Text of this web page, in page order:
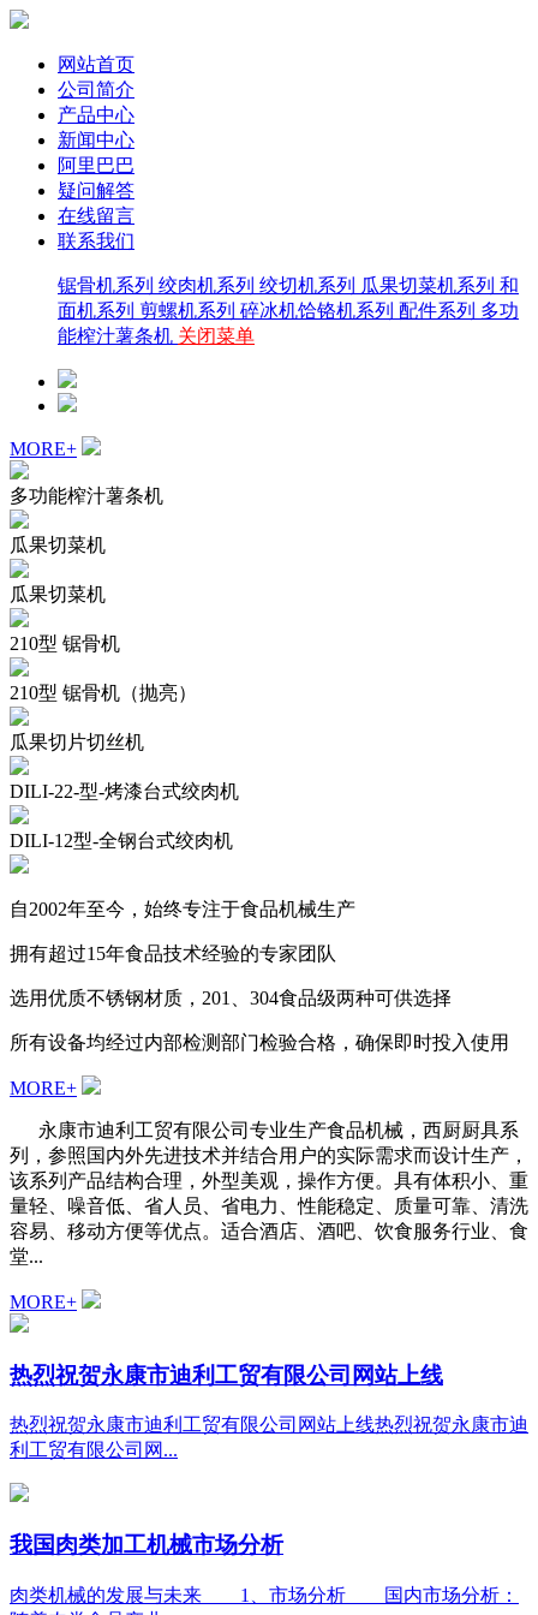
网站首页
公司简介
产品中心
新闻中心
阿里巴巴
疑问解答
在线留言
联系我们
锯骨机系列 绞肉机系列 绞切机系列 瓜果切菜机系列 和
面机系列 剪螺机系列 碎冰机饸铬机系列 配件系列 多功
能榨汁薯条机 关闭菜单
MORE+
多功能榨汁薯条机
瓜果切菜机
瓜果切菜机
210型 锯骨机
210型 锯骨机（抛亮）
瓜果切片切丝机
DILI-22-型-烤漆台式绞肉机
DILI-12型-全钢台式绞肉机
自2002年至今，始终专注于食品机械生产
拥有超过15年食品技术经验的专家团队
选用优质不锈钢材质，201、304食品级两种可供选择
所有设备均经过内部检测部门检验合格，确保即时投入使用
MORE+
永康市迪利工贸有限公司专业生产食品机械，西厨厨具系
列，参照国内外先进技术并结合用户的实际需求而设计生产，
该系列产品结构合理，外型美观，操作方便。具有体积小、重
量轻、噪音低、省人员、省电力、性能稳定、质量可靠、清洗
容易、移动方便等优点。适合酒店、酒吧、饮食服务行业、食
堂...
MORE+
热烈祝贺永康市迪利工贸有限公司网站上线
热烈祝贺永康市迪利工贸有限公司网站上线热烈祝贺永康市迪
利工贸有限公司网...
我国肉类加工机械市场分析
肉类机械的发展与未来 1、市场分析 国内市场分析：